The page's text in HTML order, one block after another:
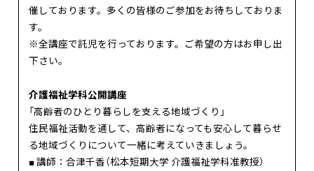
催しております。多くの皆様のご参加をお待ちしておりま
す。
※全講座で託児を行っております。ご希望の方はお申し出
下さい。
介護福祉学科公開講座
「高齢者のひとり暮らしを支える地域づくり」
住民福祉活動を通して、高齢者になっても安心して暮らせ
る地域づくりについて一緒に考えていきましょう。
■ 講師：合津千香（松本短期大学 介護福祉学科准教授）